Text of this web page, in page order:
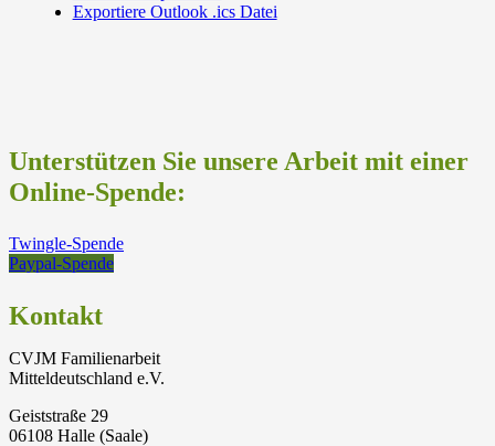
Exportiere Outlook .ics Datei
Unterstützen Sie unsere Arbeit mit einer
Online-Spende:
Twingle-Spende
Paypal-Spende
Kontakt
CVJM Familienarbeit
Mitteldeutschland e.V.
Geiststraße 29
06108 Halle (Saale)